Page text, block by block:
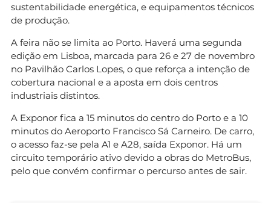
sustentabilidade energética, e equipamentos técnicos
de produção.
A feira não se limita ao Porto. Haverá uma segunda
edição em Lisboa, marcada para 26 e 27 de novembro
no Pavilhão Carlos Lopes, o que reforça a intenção de
cobertura nacional e a aposta em dois centros
industriais distintos.
A Exponor fica a 15 minutos do centro do Porto e a 10
minutos do Aeroporto Francisco Sá Carneiro. De carro,
o acesso faz-se pela A1 e A28, saída Exponor. Há um
circuito temporário ativo devido a obras do MetroBus,
pelo que convém confirmar o percurso antes de sair.